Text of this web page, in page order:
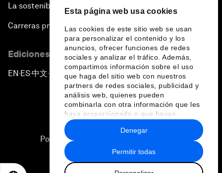
Esta página web usa cookies
Las cookies de este sitio web se usan
para personalizar el contenido y los
anuncios, ofrecer funciones de redes
sociales y analizar el tráfico. Además,
compartimos información sobre el uso
que haga del sitio web con nuestros
partners de redes sociales, publicidad y
análisis web, quienes pueden
combinarla con otra información que les
haya proporcionado o que hayan
recopilado a partir del uso que haya
hecho de sus servicios.
Permitir todas
Denegar
La sostenibilidad en el Foro
Carreras profesionales
Ediciones en otros idiomas
EN ▪ES▪中文▪ 日本語
Política de privacidad y normas de uso
Sitemap